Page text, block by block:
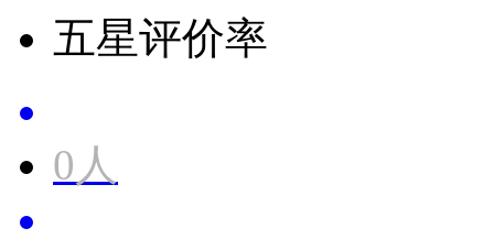
五星评价率
0人